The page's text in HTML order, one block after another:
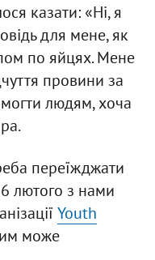
казати: «Ні, я
для мене, як
по яйцях. Мене
провини за
людям, хоча
переїжджати
лютого з нами
Youth
може